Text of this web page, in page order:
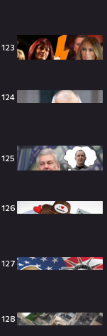
123
124
125
126
127
128
08:16